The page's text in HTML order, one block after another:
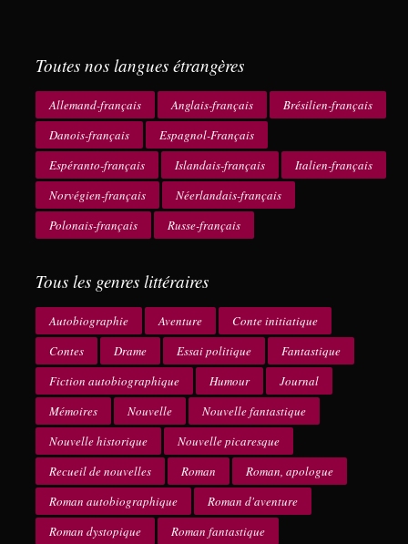
Toutes nos langues étrangères
Allemand-français Anglais-français
Brésilien-français
Danois-français
Espagnol-Français
Espéranto-français
Islandais-français
Italien-français
Norvégien-français
Néerlandais-français
Polonais-français
Russe-français
Tous les genres littéraires
Autobiographie Aventure
Conte initiatique
Contes
Drame Essai politique
Fantastique
Fiction autobiographique
Humour
Journal
Mémoires
Nouvelle
Nouvelle fantastique
Nouvelle historique
Nouvelle picaresque
Recueil de nouvelles
Roman
Roman, apologue
Roman autobiographique
Roman d'aventure
Roman dystopique
Roman fantastique